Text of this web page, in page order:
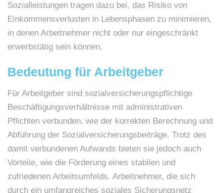
Sozialleistungen tragen dazu bei, das Risiko von
Einkommensverlusten in Lebensphasen zu minimieren,
in denen Arbeitnehmer nicht oder nur eingeschränkt
erwerbstätig sein können.
Bedeutung für Arbeitgeber
Für Arbeitgeber sind sozialversicherungspflichtige
Beschäftigungsverhältnisse mit administrativen
Pflichten verbunden, wie der korrekten Berechnung und
Abführung der Sozialversicherungsbeiträge. Trotz des
damit verbundenen Aufwands bieten sie jedoch auch
Vorteile, wie die Förderung eines stabilen und
zufriedenen Arbeitsumfelds. Arbeitnehmer, die sich
durch ein umfangreiches soziales Sicherungsnetz